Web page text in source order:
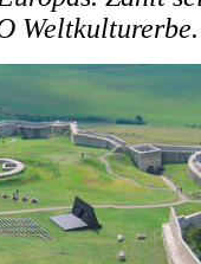
Weltkulturerbe.